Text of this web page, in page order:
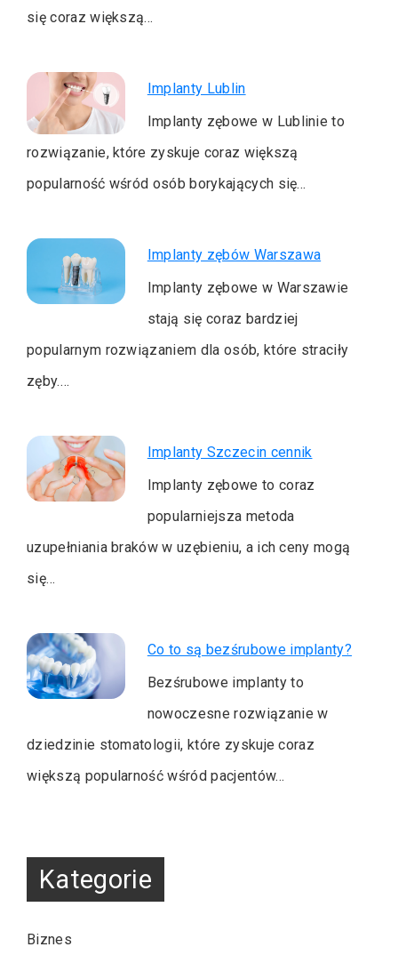
się coraz większą…
Implanty Lublin
Implanty zębowe w Lublinie to
rozwiązanie, które zyskuje coraz większą
popularność wśród osób borykających się…
Implanty zębów Warszawa
Implanty zębowe w Warszawie
stają się coraz bardziej
popularnym rozwiązaniem dla osób, które straciły
zęby.…
Implanty Szczecin cennik
Implanty zębowe to coraz
popularniejsza metoda
uzupełniania braków w uzębieniu, a ich ceny mogą
się…
Co to są bezśrubowe implanty?
Bezśrubowe implanty to
nowoczesne rozwiązanie w
dziedzinie stomatologii, które zyskuje coraz
większą popularność wśród pacjentów…
Kategorie
Biznes